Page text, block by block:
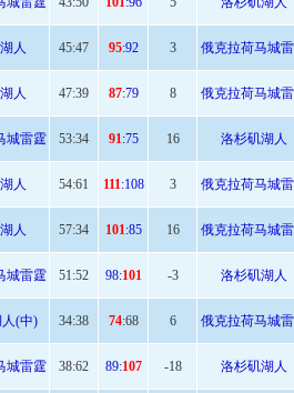
人 45:47 95:92 3 俄克拉荷马城
人 47:39 87:79 8 俄克拉荷马城
城雷霆 53:34 91:75 16 洛杉矶湖人
人 54:61 111:108 3 俄克拉荷马城
人 57:34 101:85 16 俄克拉荷马城
城雷霆 51:52 98:101 -3 洛杉矶湖人
(中) 34:38 74:68 6 俄克拉荷马城
城雷霆 38:62 89:107 -18 洛杉矶湖人